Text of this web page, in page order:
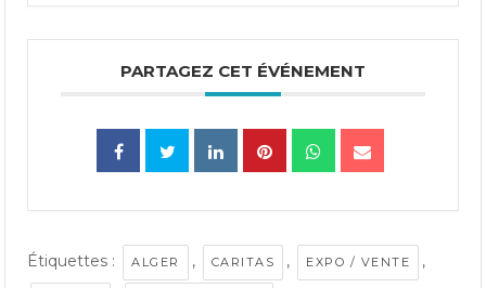
PARTAGEZ CET ÉVÉNEMENT
Étiquettes : ALGER , CARITAS , EXPO / VENTE ,